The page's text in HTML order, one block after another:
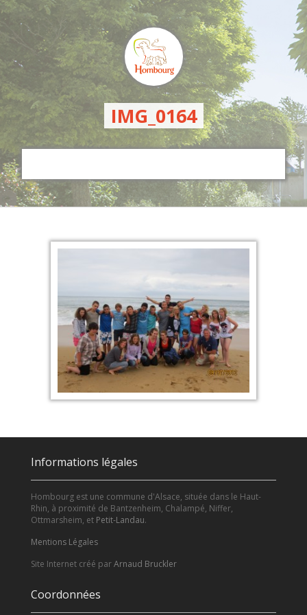
IMG_0164
Informations légales
Hombourg est une commune d'Alsace, située dans le Haut-
Rhin, à proximité de Bantzenheim, Chalampé, Niffer,
Ottmarsheim, et Petit-Landau.
Mentions Légales
Site Internet créé parArnaud Bruckler
Coordonnées